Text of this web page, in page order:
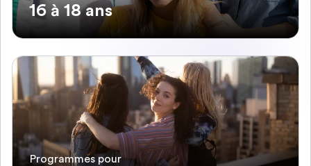
16 à 18 ans
Programmes pour